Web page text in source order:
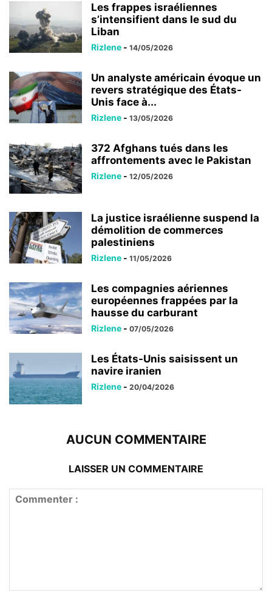
Les frappes israéliennes
s’intensifient dans le sud du
Liban
Rizlene - 14/05/2026
Un analyste américain évoque un
revers stratégique des États-
Unis face à...
Rizlene - 13/05/2026
372 Afghans tués dans les
affrontements avec le Pakistan
Rizlene - 12/05/2026
La justice israélienne suspend la
démolition de commerces
palestiniens
Rizlene - 11/05/2026
Les compagnies aériennes
européennes frappées par la
hausse du carburant
Rizlene - 07/05/2026
Les États-Unis saisissent un
navire iranien
Rizlene - 20/04/2026
AUCUN COMMENTAIRE
LAISSER UN COMMENTAIRE